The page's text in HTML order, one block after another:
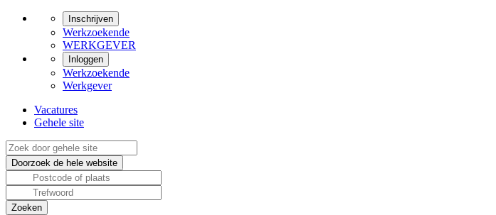
Inschrijven
Werkzoekende
WERKGEVER
Inloggen
Werkzoekende
Werkgever
Vacatures
Gehele site